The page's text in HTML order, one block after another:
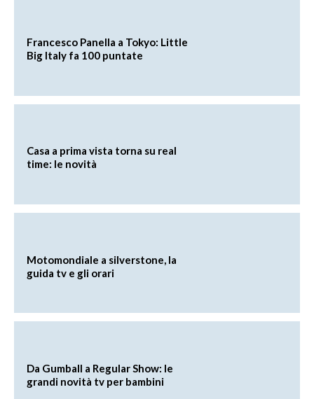
Francesco Panella a Tokyo: Little
Big Italy fa 100 puntate
Casa a prima vista torna su real
time: le novità
Motomondiale a silverstone, la
guida tv e gli orari
Da Gumball a Regular Show: le
grandi novità tv per bambini